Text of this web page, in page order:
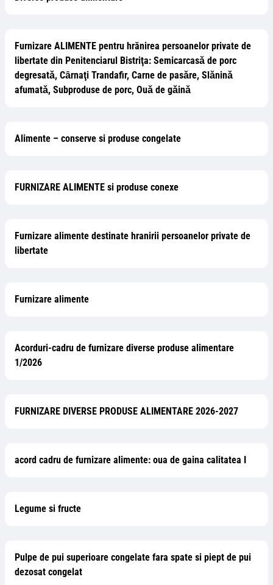
Furnizare ALIMENTE pentru hrănirea persoanelor private de
libertate din Penitenciarul Bistriţa: Semicarcasǎ de porc
degresatǎ, Cȃrnaţi Trandafir, Carne de pasǎre, Slǎninǎ
afumatǎ, Subproduse de porc, Ouǎ de gǎinǎ
Alimente – conserve si produse congelate
FURNIZARE ALIMENTE si produse conexe
Furnizare alimente destinate hranirii persoanelor private de
libertate
Furnizare alimente
Acorduri-cadru de furnizare diverse produse alimentare
1/2026
FURNIZARE DIVERSE PRODUSE ALIMENTARE 2026-2027
acord cadru de furnizare alimente: oua de gaina calitatea I
Legume si fructe
Pulpe de pui superioare congelate fara spate si piept de pui
dezosat congelat